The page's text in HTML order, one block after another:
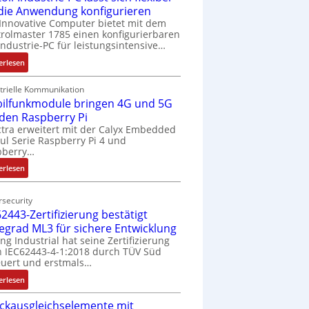
Anwendung konfigurieren
Computer bietet mit dem
1785 einen konfigurierbaren
PC für leistungsintensive…
:
1
9
-
Z
o
l
l
-
I
d
u
s
t
r
i
e
Kommunikation
bringen 4G und 5G
Raspberry Pi
erweitert mit der Calyx Embedded
Serie Raspberry Pi 4 und
:
M
b
i
l
f
u
n
k
Zertifizierung bestätigt
ML3 für sichere Entwicklung
Industrial hat seine Zertifizierung
IEC62443-4-1:2018 durch TÜV Süd
und erstmals…
:
I
E
mit